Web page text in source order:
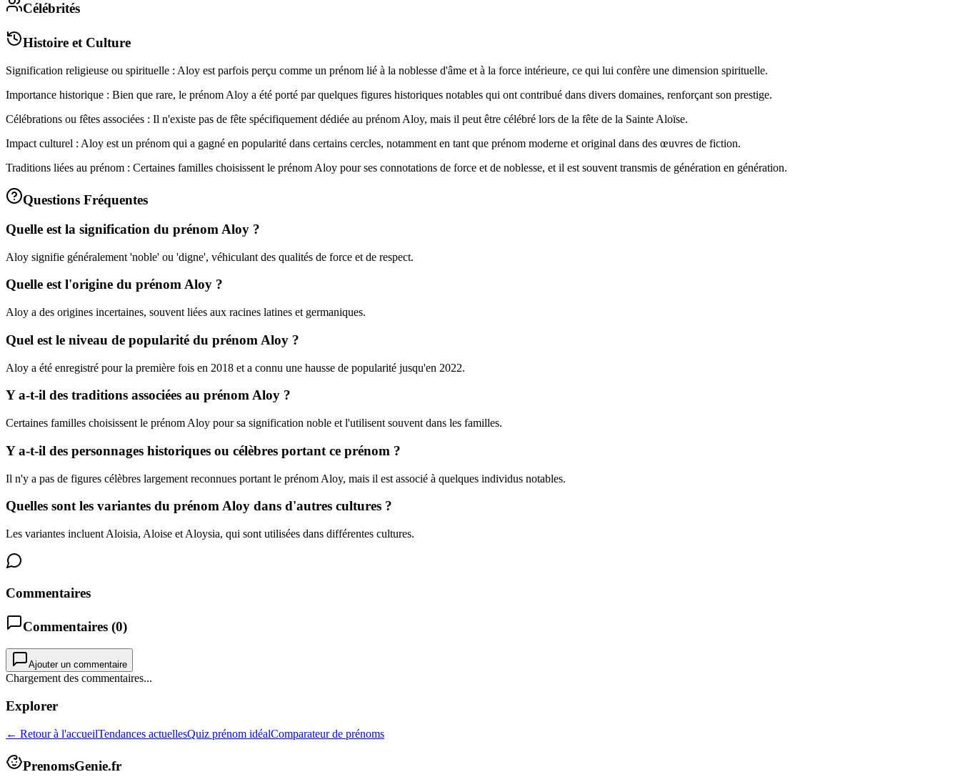
Célébrités
Histoire et Culture
Signification religieuse ou spirituelle : Aloy est parfois perçu comme un prénom lié à la noblesse d'âme et à la force intérieure, ce qui lui confère une dimension spirituelle.
Importance historique : Bien que rare, le prénom Aloy a été porté par quelques figures historiques notables qui ont contribué dans divers domaines, renforçant son prestige.
Célébrations ou fêtes associées : Il n'existe pas de fête spécifiquement dédiée au prénom Aloy, mais il peut être célébré lors de la fête de la Sainte Aloïse.
Impact culturel : Aloy est un prénom qui a gagné en popularité dans certains cercles, notamment en tant que prénom moderne et original dans des œuvres de fiction.
Traditions liées au prénom : Certaines familles choisissent le prénom Aloy pour ses connotations de force et de noblesse, et il est souvent transmis de génération en génération.
Questions Fréquentes
Quelle est la signification du prénom Aloy ?
Aloy signifie généralement 'noble' ou 'digne', véhiculant des qualités de force et de respect.
Quelle est l'origine du prénom Aloy ?
Aloy a des origines incertaines, souvent liées aux racines latines et germaniques.
Quel est le niveau de popularité du prénom Aloy ?
Aloy a été enregistré pour la première fois en 2018 et a connu une hausse de popularité jusqu'en 2022.
Y a-t-il des traditions associées au prénom Aloy ?
Certaines familles choisissent le prénom Aloy pour sa signification noble et l'utilisent souvent dans les familles.
Y a-t-il des personnages historiques ou célèbres portant ce prénom ?
Il n'y a pas de figures célèbres largement reconnues portant le prénom Aloy, mais il est associé à quelques individus notables.
Quelles sont les variantes du prénom Aloy dans d'autres cultures ?
Les variantes incluent Aloisia, Aloise et Aloysia, qui sont utilisées dans différentes cultures.
Commentaires
Commentaires (0)
Ajouter un commentaire
Chargement des commentaires...
Explorer
← Retour à l'accueilTendances actuellesQuiz prénom idéalComparateur de prénoms
PrenomsGenie.fr